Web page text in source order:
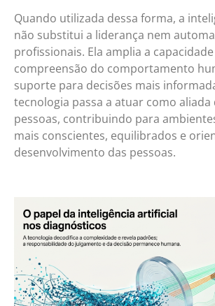
Quando utilizada dessa forma, a
não substitui a liderança nem
profissionais. Ela amplia a
compreensão do comportamento
suporte para decisões mais
tecnologia passa a atuar como aliada
pessoas, contribuindo para
mais conscientes, equilibrados e
desenvolvimento das pessoas.